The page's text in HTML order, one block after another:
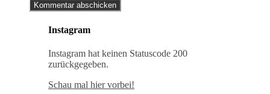
Instagram
Instagram hat keinen Statuscode 200
zurückgegeben.
Schau mal hier vorbei!